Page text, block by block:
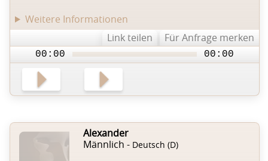
Weitere Informationen
Link teilen
Für Anfrage merken
00:00 00:00
Alexander
Männlich - Deutsch (D)